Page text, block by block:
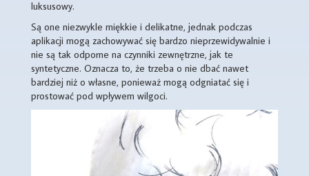
luksusowy.
Są one niezwykle miękkie i delikatne, jednak podczas
aplikacji mogą zachowywać się bardzo nieprzewidywalnie i
nie są tak odporne na czynniki zewnętrzne, jak te
syntetyczne. Oznacza to, że trzeba o nie dbać nawet
bardziej niż o własne, ponieważ mogą odgniatać się i
prostować pod wpływem wilgoci.